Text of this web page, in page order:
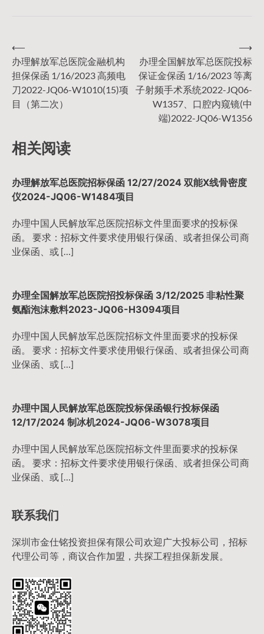
文
章
航
⟵
办理解放军总医院金融机构
担保保函 1/16/2023 高频电
刀2022-JQ06-W1010(15)项
目（第二次）
办理全国解放军总医院投标
保证金保函 1/16/2023 等离
子射频手术系统2022-JQ06-
W1357、口腔内窥镜(中
端)2022-JQ06-W1356
⟶
相关阅读
办理解放军总医院招标保函 12/27/2024 双能X线骨密度
仪2024-JQ06-W1484项目
办理中国人民解放军总医院招标文件里面要求的投标保
函。 要求：招标文件要求使用银行保函、或者担保公司商
业保函、或 […]
办理全国解放军总医院招投标保函 3/12/2025 非粘性聚
氨酯泡沫敷料2023-JQ06-H3094项目
办理中国人民解放军总医院招标文件里面要求的投标保
函。 要求：招标文件要求使用银行保函、或者担保公司商
业保函、或 […]
办理中国人民解放军总医院投标保函银行投标保函
12/17/2024 制冰机2024-JQ06-W3078项目
办理中国人民解放军总医院招标文件里面要求的投标保
函。 要求：招标文件要求使用银行保函、或者担保公司商
业保函、或 […]
联系我们
深圳市金仕铭投资担保有限公司欢迎广大投标公司，招标
代理公司等，商议合作加盟，共探工程担保新发展。